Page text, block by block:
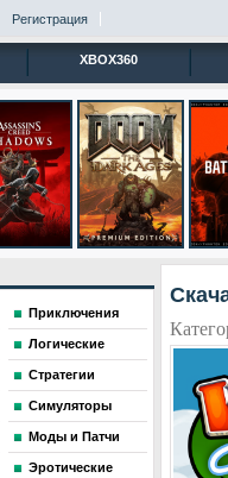
Регистрация
XBOX360
Приключения
Логические
Стратегии
Симуляторы
Моды и Патчи
Эротические